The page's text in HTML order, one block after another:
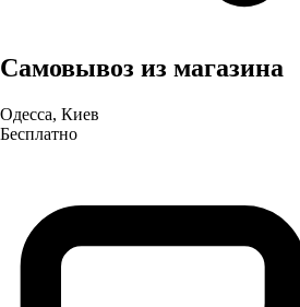
Самовывоз из магазина
Одесса, Киев
Бесплатно